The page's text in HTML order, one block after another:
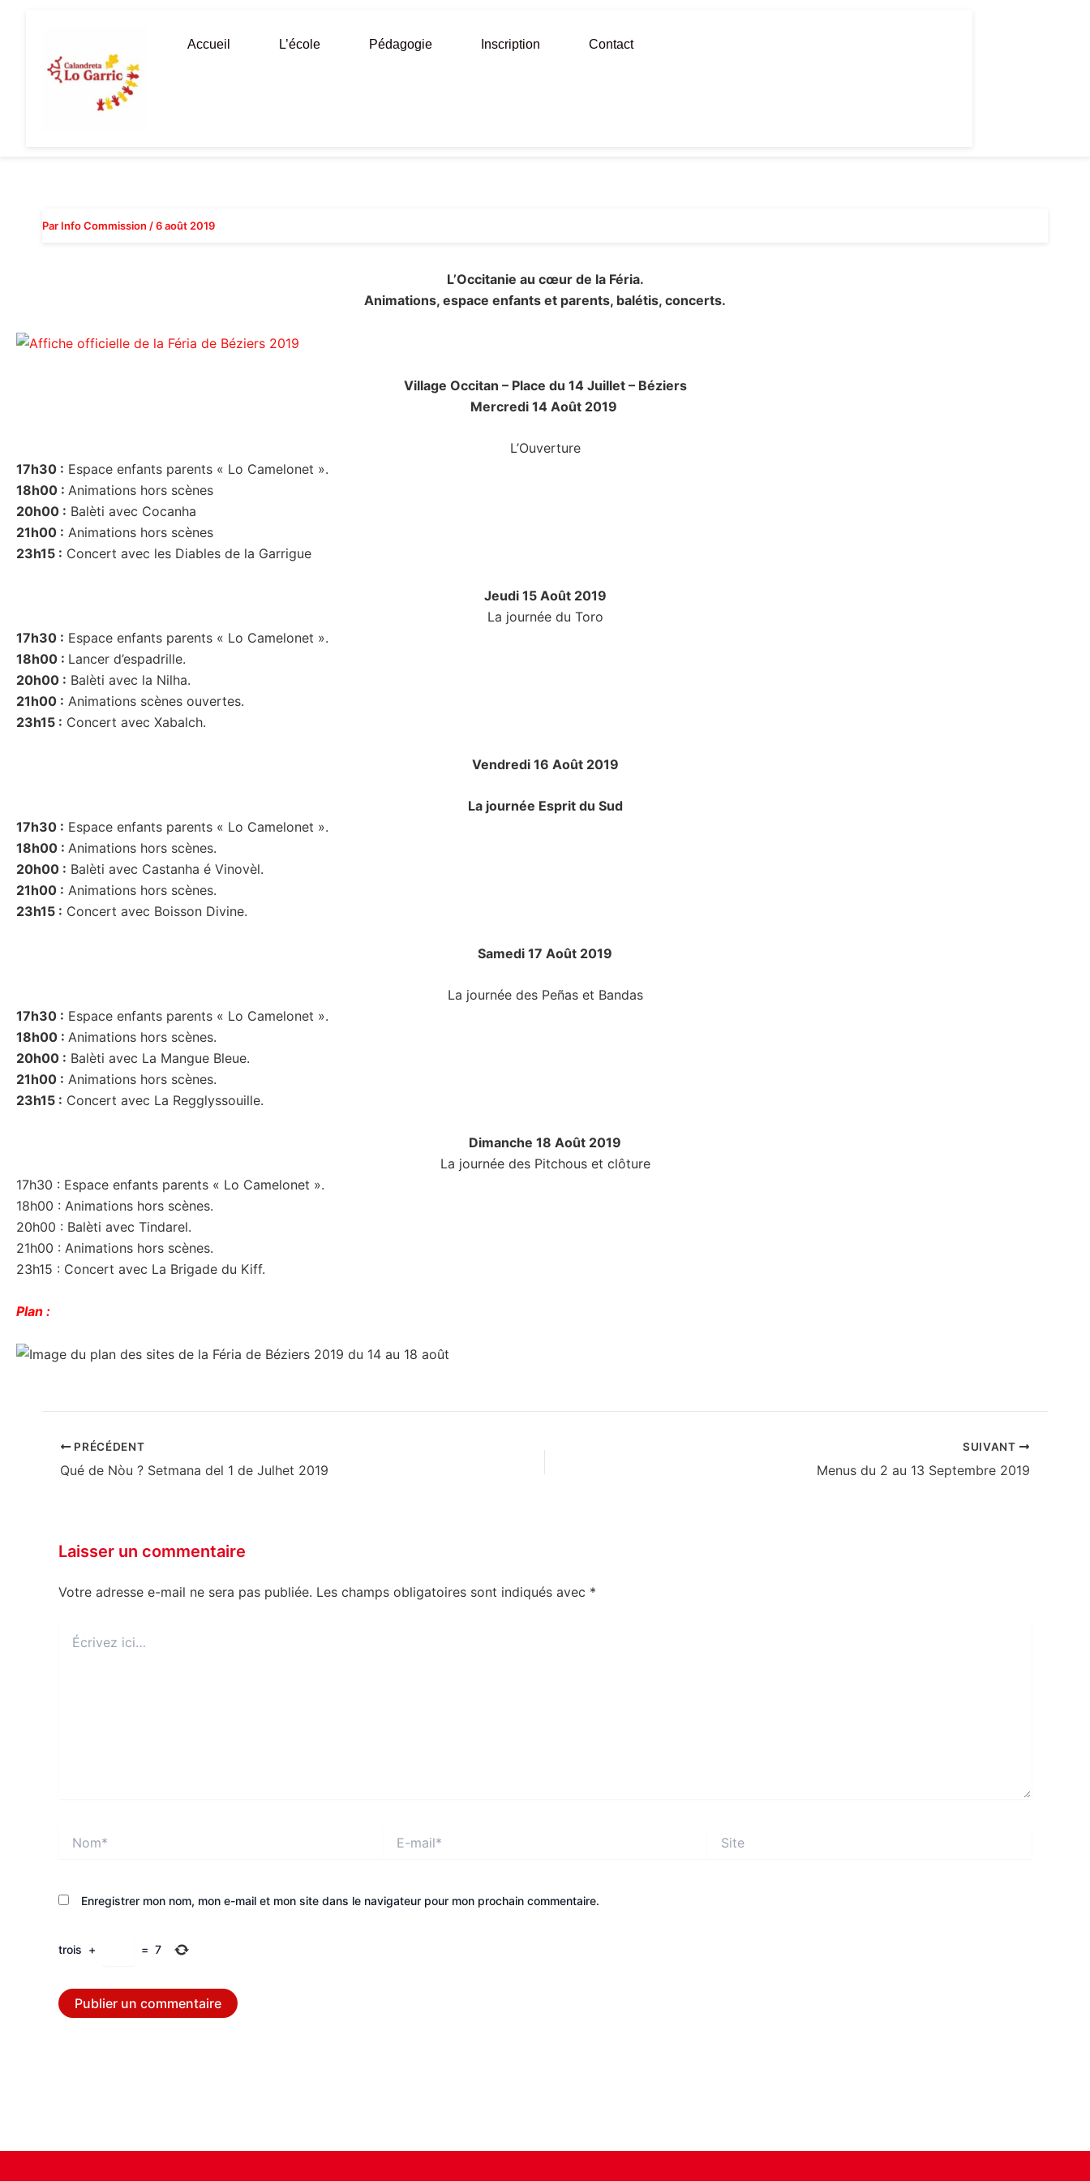
Accueil L’école Pédagogie Inscription Contact
Par Info Commission /6 août 2019
L’Occitanie au cœur de la Féria.
Animations, espace enfants et parents, balétis, concerts.
Village Occitan – Place du 14 Juillet – Béziers
Mercredi 14 Août 2019
L’Ouverture
17h30 : Espace enfants parents « Lo Camelonet ».
18h00 : Animations hors scènes
20h00 : Balèti avec Cocanha
21h00 : Animations hors scènes
23h15 : Concert avec les Diables de la Garrigue
Jeudi 15 Août 2019
La journée du Toro
17h30 : Espace enfants parents « Lo Camelonet ».
18h00 : Lancer d’espadrille.
20h00 : Balèti avec la Nilha.
21h00 : Animations scènes ouvertes.
23h15 : Concert avec Xabalch.
Vendredi 16 Août 2019
La journée Esprit du Sud
17h30 : Espace enfants parents « Lo Camelonet ».
18h00 : Animations hors scènes.
20h00 : Balèti avec Castanha é Vinovèl.
21h00 : Animations hors scènes.
23h15 : Concert avec Boisson Divine.
Samedi 17 Août 2019
La journée des Peñas et Bandas
17h30 : Espace enfants parents « Lo Camelonet ».
18h00 : Animations hors scènes.
20h00 : Balèti avec La Mangue Bleue.
21h00 : Animations hors scènes.
23h15 : Concert avec La Regglyssouille.
Dimanche 18 Août 2019
La journée des Pitchous et clôture
17h30 : Espace enfants parents « Lo Camelonet ».
18h00 : Animations hors scènes.
20h00 : Balèti avec Tindarel.
21h00 : Animations hors scènes.
23h15 : Concert avec La Brigade du Kiff.
Plan :
PRÉCÉDENT
Qué de Nòu ? Setmana del 1 de Julhet 2019
SUIVANT
Menus du 2 au 13 Septembre 2019
Laisser un commentaire
Votre adresse e-mail ne sera pas publiée. Les champs obligatoires sont indiqués avec *
ici…
mail*
Enregistrer mon nom, mon e-mail et mon site dans le navigateur pour mon prochain commentaire.
trois + = 7